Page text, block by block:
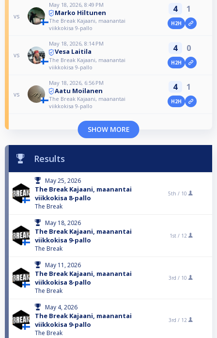
vs
May 18, 2026, 8:49 PM
Marko Hiltunen
The Break Kajaani, maanantai
viikkokisa 9-pallo
4 1
H2H
vs
May 18, 2026, 8:14 PM
Vesa Laitila
The Break Kajaani, maanantai
viikkokisa 9-pallo
4 0
H2H
vs
May 18, 2026, 6:56 PM
Aatu Moilanen
The Break Kajaani, maanantai
viikkokisa 9-pallo
4 1
H2H
SHOW MORE
Results
May 25, 2026
The Break Kajaani, maanantai
viikkokisa 8-pallo
The Break
5th / 10
May 18, 2026
The Break Kajaani, maanantai
viikkokisa 9-pallo
The Break
1st / 12
May 11, 2026
The Break Kajaani, maanantai
viikkokisa 8-pallo
The Break
3rd / 10
May 4, 2026
The Break Kajaani, maanantai
viikkokisa 9-pallo
The Break
3rd / 12